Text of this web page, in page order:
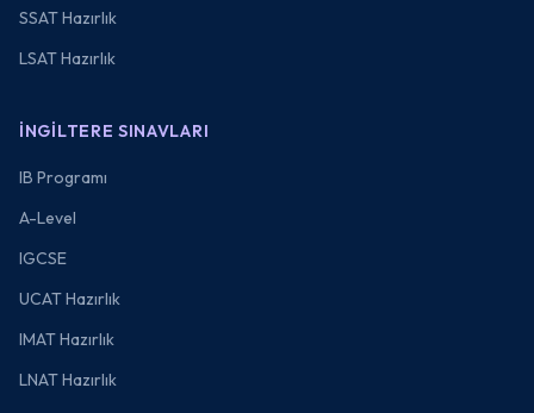
SSAT Hazırlık
LSAT Hazırlık
İNGILTERE SINAVLARI
IB Programı
A-Level
IGCSE
UCAT Hazırlık
IMAT Hazırlık
LNAT Hazırlık